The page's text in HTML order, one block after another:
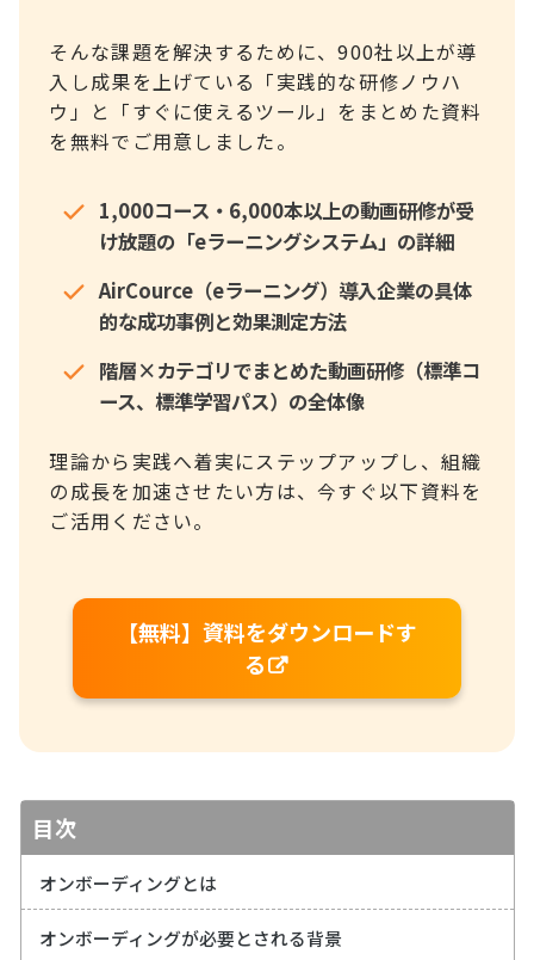
そんな課題を解決するために、900社以上が導
入し成果を上げている「実践的な研修ノウハ
ウ」と「すぐに使えるツール」をまとめた資料
を無料でご用意しました。
1,000コース・6,000本以上の動画研修が受
け放題の「eラーニングシステム」の詳細
AirCource（eラーニング）導入企業の具体
的な成功事例と効果測定方法
階層×カテゴリでまとめた動画研修（標準コ
ース、標準学習パス）の全体像
理論から実践へ着実にステップアップし、組織
の成長を加速させたい方は、今すぐ以下資料を
ご活用ください。
【無料】資料をダウンロードす
る
目次
オンボーディングとは
オンボーディングが必要とされる背景